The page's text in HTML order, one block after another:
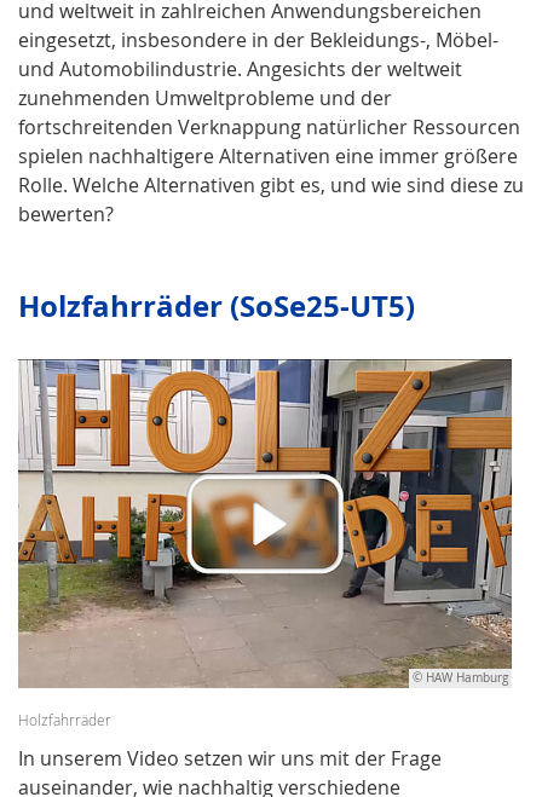
und weltweit in zahlreichen Anwendungsbereichen
eingesetzt, insbesondere in der Bekleidungs-, Möbel-
und Automobilindustrie. Angesichts der weltweit
zunehmenden Umweltprobleme und der
fortschreitenden Verknappung natürlicher Ressourcen
spielen nachhaltigere Alternativen eine immer größere
Rolle. Welche Alternativen gibt es, und wie sind diese zu
bewerten?
Holzfahrräder (SoSe25-UT5)
© HAW Hamburg
Holzfahrräder
In unserem Video setzen wir uns mit der Frage
auseinander, wie nachhaltig verschiedene